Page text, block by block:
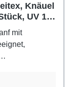
Knäuel
UV 10
mit